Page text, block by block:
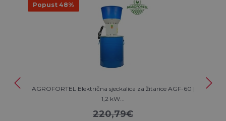
Popust 48%
AGROFORTEL Električna sjeckalica za žitarice AGF-60 |
1,2 kW...
220,79€